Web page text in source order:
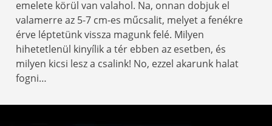
emelete körül van valahol. Na, onnan dobjuk el
valamerre az 5-7 cm-es műcsalit, melyet a fenékre
érve léptetünk vissza magunk felé. Milyen
hihetetlenül kinyílik a tér ebben az esetben, és
milyen kicsi lesz a csalink! No, ezzel akarunk halat
fogni…